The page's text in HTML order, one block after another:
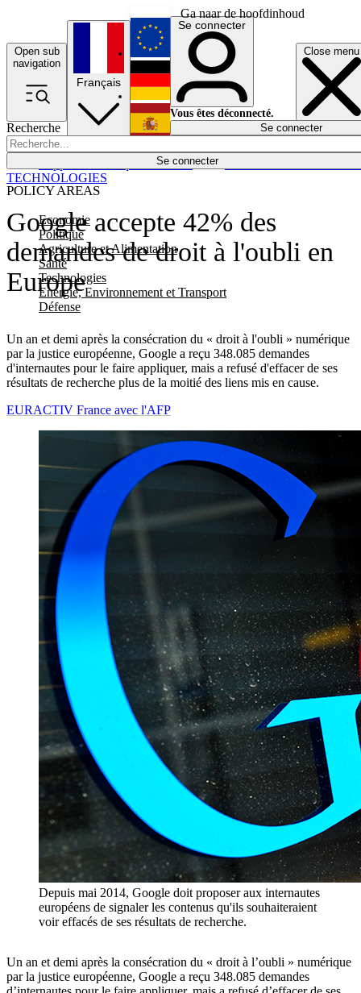
Ga naar de hoofdinhoud
Open sub
navigation
Close menu
Recherche
Se connecter
POLICY AREAS
Economie
Politique
Agriculture et Alimentation
Santé
Technologies
Energie, Environnement et Transport
Défense
Économie
Français
English
Deutsch
Español
Se connecter
Vous êtes déconnecté.
Se connecter
Google accepte 42% des
demandes de droit à l'oubli en
Europe
Un an et demi après la consécration du « droit à l'oubli » numérique
par la justice européenne, Google a reçu 348.085 demandes
d'internautes pour le faire appliquer, mais a refusé d'effacer de ses
résultats de recherche plus de la moitié des liens mis en cause.
TECHNOLOGIES
EURACTIV France avec l'AFP
Depuis mai 2014, Google doit proposer aux internautes
européens de signaler les contenus qu'ils souhaiteraient
voir effacés de ses résultats de recherche.
Un an et demi après la consécration du « droit à l’oubli » numérique
par la justice européenne, Google a reçu 348.085 demandes